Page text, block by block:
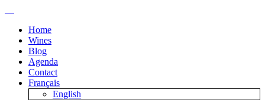
Home
Wines
Blog
Agenda
Contact
Français
English